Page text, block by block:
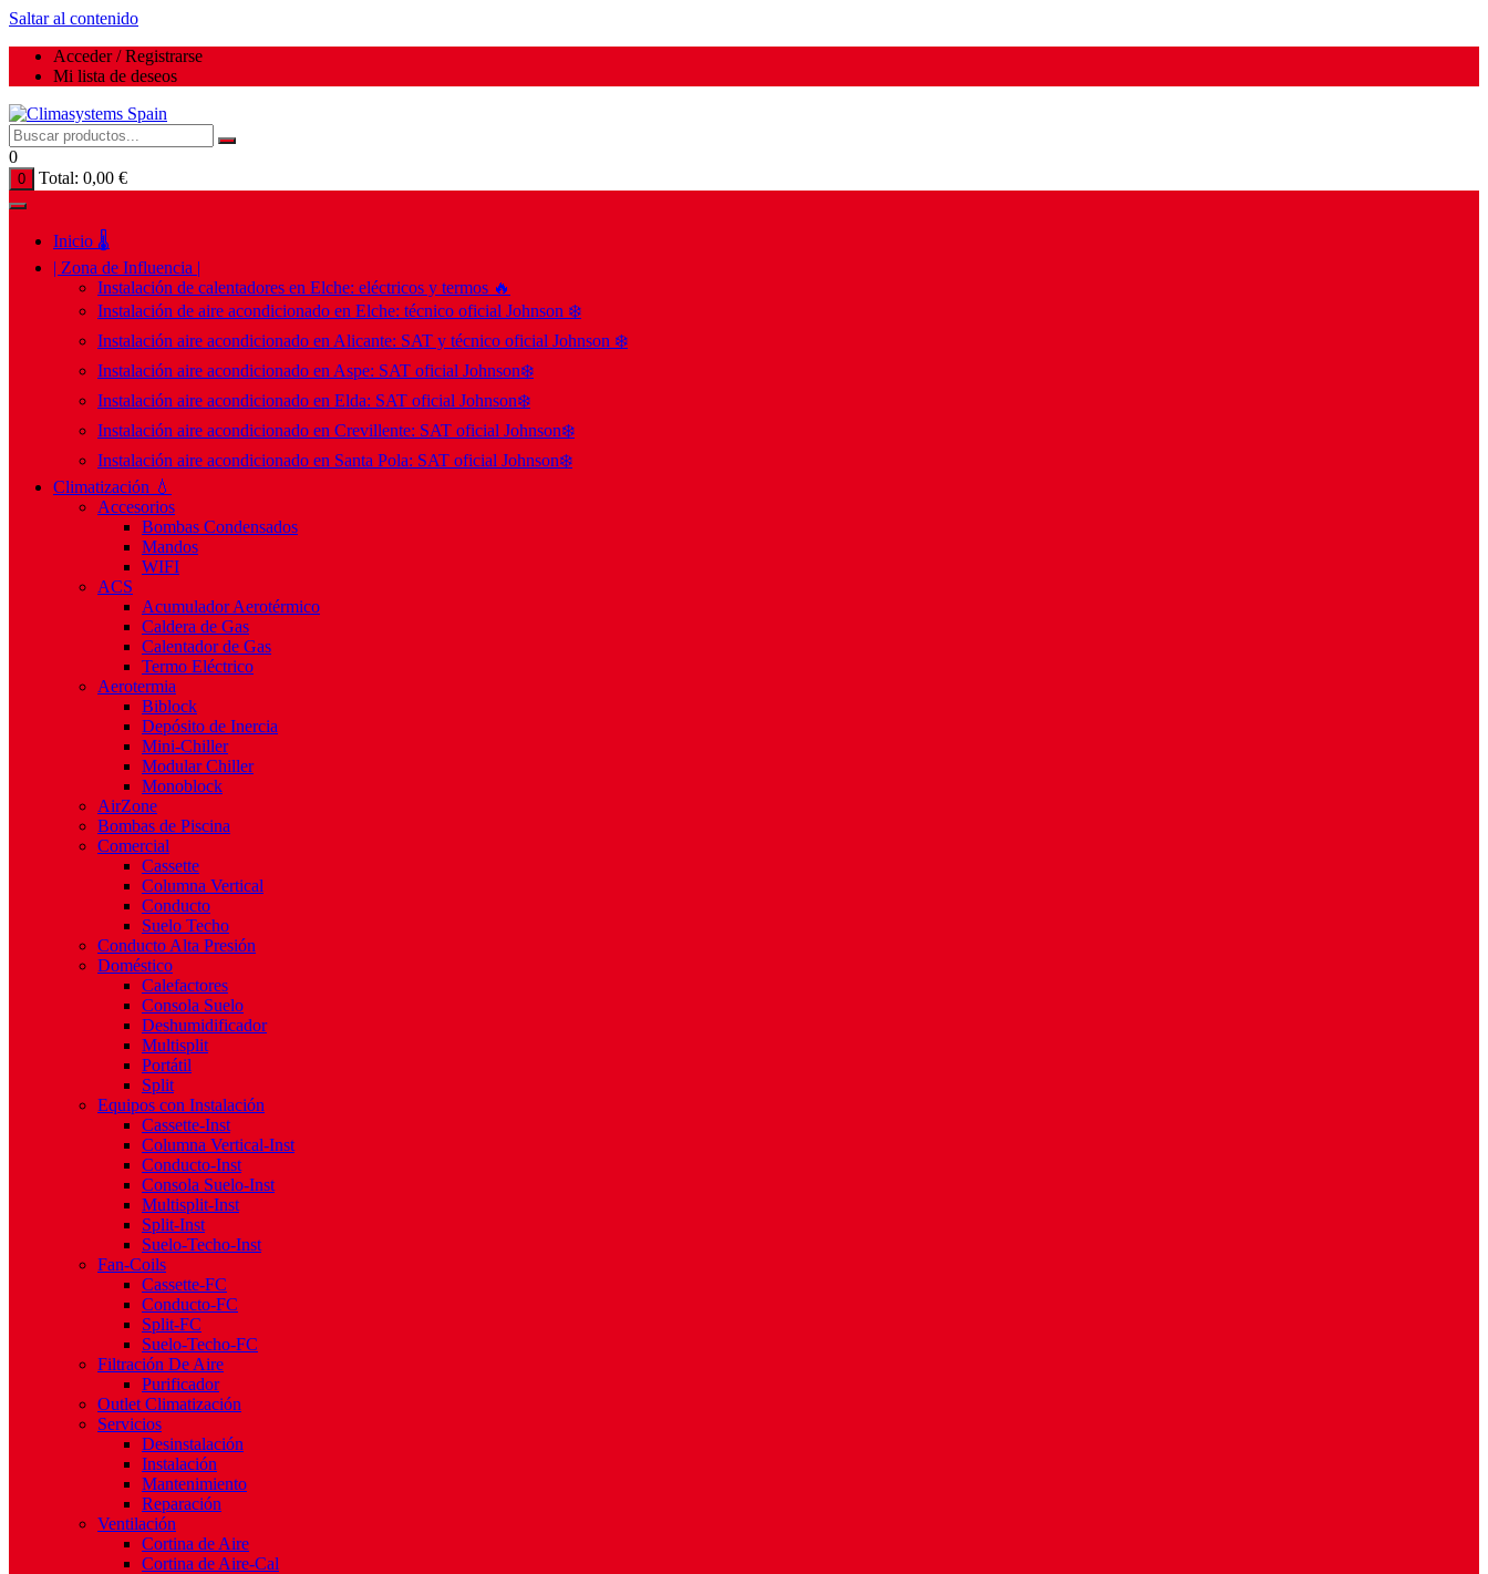
Saltar al contenido
Acceder / Registrarse
Mi lista de deseos
0
0 Total: 0,00 €
Inicio 🌡️
| Zona de Influencia |
Instalación de calentadores en Elche: eléctricos y termos 🔥
Instalación de aire acondicionado en Elche: técnico oficial Johnson ❄️
Instalación aire acondicionado en Alicante: SAT y técnico oficial Johnson ❄️
Instalación aire acondicionado en Aspe: SAT oficial Johnson❄️
Instalación aire acondicionado en Elda: SAT oficial Johnson❄️
Instalación aire acondicionado en Crevillente: SAT oficial Johnson❄️
Instalación aire acondicionado en Santa Pola: SAT oficial Johnson❄️
Climatización 💧
Accesorios
Bombas Condensados
Mandos
WIFI
ACS
Acumulador Aerotérmico
Caldera de Gas
Calentador de Gas
Termo Eléctrico
Aerotermia
Biblock
Depósito de Inercia
Mini-Chiller
Modular Chiller
Monoblock
AirZone
Bombas de Piscina
Comercial
Cassette
Columna Vertical
Conducto
Suelo Techo
Conducto Alta Presión
Doméstico
Calefactores
Consola Suelo
Deshumidificador
Multisplit
Portátil
Split
Equipos con Instalación
Cassette-Inst
Columna Vertical-Inst
Conducto-Inst
Consola Suelo-Inst
Multisplit-Inst
Split-Inst
Suelo-Techo-Inst
Fan-Coils
Cassette-FC
Conducto-FC
Split-FC
Suelo-Techo-FC
Filtración De Aire
Purificador
Outlet Climatización
Servicios
Desinstalación
Instalación
Mantenimiento
Reparación
Ventilación
Cortina de Aire
Cortina de Aire-Cal